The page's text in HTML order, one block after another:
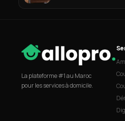
La plateforme #1 au Maroc
pour les services à domicile.